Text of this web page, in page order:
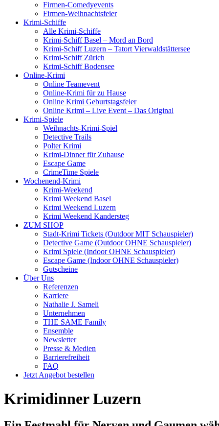
Firmen-Comedyevents
Firmen-Weihnachtsfeier
Krimi-Schiffe
Alle Krimi-Schiffe
Krimi-Schiff Basel – Mord an Bord
Krimi-Schiff Luzern – Tatort Vierwaldstättersee
Krimi-Schiff Zürich
Krimi-Schiff Bodensee
Online-Krimi
Online Teamevent
Online-Krimi für zu Hause
Online Krimi Geburtstagsfeier
Online Krimi – Live Event – Das Original
Krimi-Spiele
Weihnachts-Krimi-Spiel
Detective Trails
Polter Krimi
Krimi-Dinner für Zuhause
Escape Game
CrimeTime Spiele
Wochenend-Krimi
Krimi-Weekend
Krimi Weekend Basel
Krimi Weekend Luzern
Krimi Weekend Kandersteg
ZUM SHOP
Stadt-Krimi Tickets (Outdoor MIT Schauspieler)
Detective Game (Outdoor OHNE Schauspieler)
Krimi Spiele (Indoor OHNE Schauspieler)
⁠⁠Escape Game (Indoor OHNE Schauspieler)
Gutscheine
Über Uns
Referenzen
Karriere
Nathalie J. Sameli
Unternehmen
THE SAME Family
Ensemble
Newsletter
Presse & Medien
Barrierefreiheit
FAQ
Jetzt Angebot bestellen
Krimidinner Luzern